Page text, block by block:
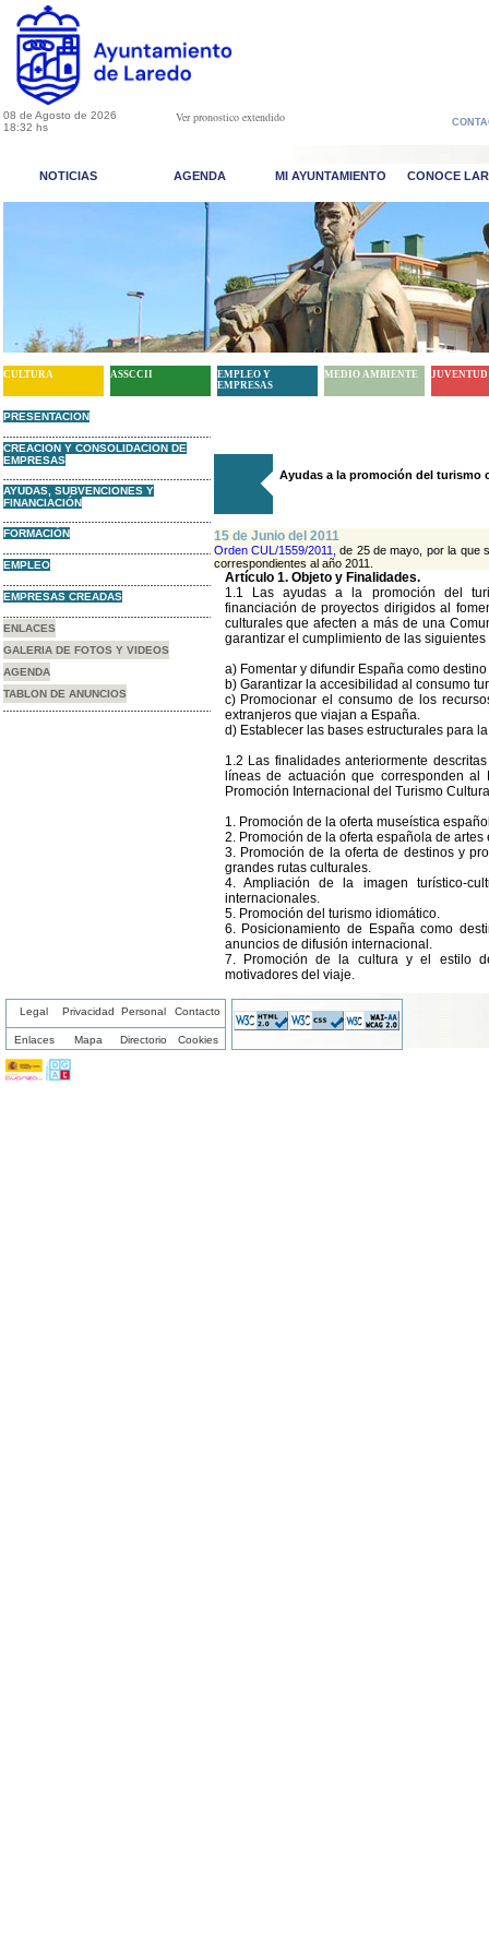
08 de Agosto de 2026
18:32 hs
Ver pronostico extendido
NOTICIAS AGENDA MI AYUNTAMIENTO CONOCE
CULTURA ASSCCII
EMPLEO Y
EMPRESAS
MEDIO AMBIENTE JUVENTUD
PRESENTACION
CREACION Y CONSOLIDACION DE
EMPRESAS
AYUDAS, SUBVENCIONES Y
FINANCIACIÓN
FORMACIÓN
EMPLEO
EMPRESAS CREADAS
ENLACES
GALERIA DE FOTOS Y VIDEOS
AGENDA
TABLON DE ANUNCIOS
Ayudas a la promoción del turismo
15 de Junio del 2011
Orden CUL/1559/2011,de 25 de mayo, por la que
correspondientes al año 2011.
Artículo 1. Objeto y Finalidades.
1.1 Las ayudas a la promoción del
financiación de proyectos dirigidos al
culturales que afecten a más de una
garantizar el cumplimiento de las
a) Fomentar y difundir España como
b) Garantizar la accesibilidad al consumo
c) Promocionar el consumo de los
extranjeros que viajan a España.
d) Establecer las bases estructurales para
1.2 Las finalidades anteriormente
líneas de actuación que corresponden
Promoción Internacional del Turismo
1. Promoción de la oferta museística
2. Promoción de la oferta española de artes
3. Promoción de la oferta de destinos y
grandes rutas culturales.
4. Ampliación de la imagen turístico-
internacionales.
5. Promoción del turismo idiomático.
6. Posicionamiento de España como
anuncios de difusión internacional.
7. Promoción de la cultura y el estilo
motivadores del viaje.
Legal Privacidad Personal Contacto
Enlaces Mapa Directorio Cookies